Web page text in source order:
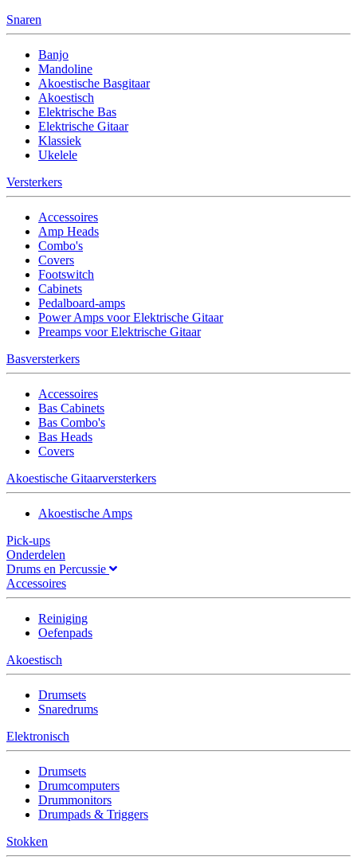
Snaren
Banjo
Mandoline
Akoestische Basgitaar
Akoestisch
Elektrische Bas
Elektrische Gitaar
Klassiek
Ukelele
Versterkers
Accessoires
Amp Heads
Combo's
Covers
Footswitch
Cabinets
Pedalboard-amps
Power Amps voor Elektrische Gitaar
Preamps voor Elektrische Gitaar
Basversterkers
Accessoires
Bas Cabinets
Bas Combo's
Bas Heads
Covers
Akoestische Gitaarversterkers
Akoestische Amps
Pick-ups
Onderdelen
Drums en Percussie
Accessoires
Reiniging
Oefenpads
Akoestisch
Drumsets
Snaredrums
Elektronisch
Drumsets
Drumcomputers
Drummonitors
Drumpads & Triggers
Stokken